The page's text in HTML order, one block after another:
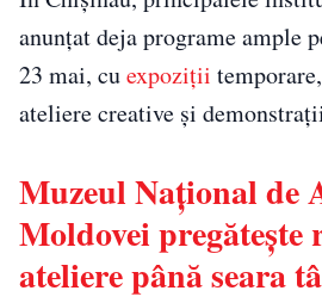
anunțat deja programe ample
23 mai, cuexpoziții
ateliere creative și
Muzeul Național de
Moldovei
ateliere până seara